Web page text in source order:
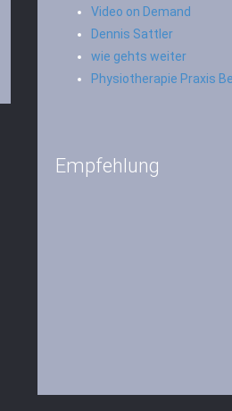
Video on Demand
Dennis Sattler
wie gehts weiter
Physiotherapie Praxis
Empfehlung